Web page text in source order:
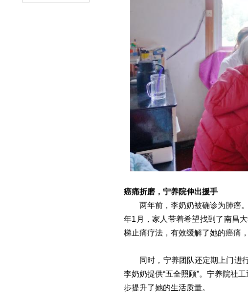
癌痛折磨，宁养院伸出援手
两年前，李奶奶被确诊为肺癌
年1月，家人带着希望找到了南昌
梯止痛疗法，有效缓解了她的癌痛
同时，宁养团队还定期上门进
李奶奶提供“五全照顾”。宁养院社
步提升了她的生活质量。